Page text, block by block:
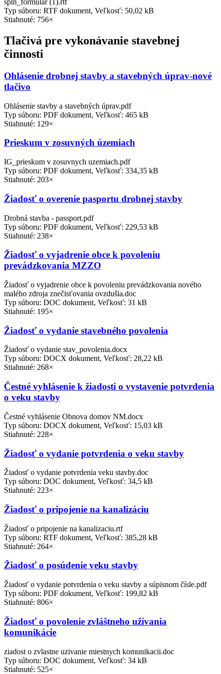
spln_formular (1).rtf
Typ súboru: RTF dokument, Veľkosť: 50,02 kB
Stiahnuté: 756×
Tlačivá pre vykonávanie stavebnej
činnosti
Ohlásenie drobnej stavby a stavebných úprav-nové
tlačivo
Ohlásenie stavby a stavebných úprav.pdf
Typ súboru: PDF dokument, Veľkosť: 465 kB
Stiahnuté: 129×
Prieskum v zosuvných územiach
IG_prieskum v zosuvnych uzemiach.pdf
Typ súboru: PDF dokument, Veľkosť: 334,35 kB
Stiahnuté: 203×
Žiadosť o overenie pasportu drobnej stavby
Drobná stavba - passport.pdf
Typ súboru: PDF dokument, Veľkosť: 229,53 kB
Stiahnuté: 238×
Žiadosť o vyjadrenie obce k povoleniu
prevádzkovania MZZO
Žiadosť o vyjadrenie obce k povoleniu prevádzkovania nového
malého zdroja znečisťovania ovzdušia.doc
Typ súboru: DOC dokument, Veľkosť: 31 kB
Stiahnuté: 195×
Žiadosť o vydanie stavebného povolenia
Žiadosť o vydanie stav_povolenia.docx
Typ súboru: DOCX dokument, Veľkosť: 28,22 kB
Stiahnuté: 268×
Čestné vyhlásenie k žiadosti o vystavenie potvrdenia
o veku stavby
Čestné vyhlásenie Obnova domov NM.docx
Typ súboru: DOCX dokument, Veľkosť: 15,03 kB
Stiahnuté: 228×
Žiadosť o vydanie potvrdenia o veku stavby
Žiadosť o vydanie potvrdenia veku stavby.doc
Typ súboru: DOC dokument, Veľkosť: 34,5 kB
Stiahnuté: 223×
Žiadosť o pripojenie na kanalizáciu
Žiadosť o pripojenie na kanalizaciu.rtf
Typ súboru: RTF dokument, Veľkosť: 385,28 kB
Stiahnuté: 264×
Žiadosť o posúdenie veku stavby
Žiadosť o vydanie potvrdenia o veku stavby a súpisnom čísle.pdf
Typ súboru: PDF dokument, Veľkosť: 199,82 kB
Stiahnuté: 806×
Žiadosť o povolenie zvláštneho užívania
komunikácie
ziadost o zvlastne uzivanie miestnych komunikacii.doc
Typ súboru: DOC dokument, Veľkosť: 34 kB
Stiahnuté: 525×